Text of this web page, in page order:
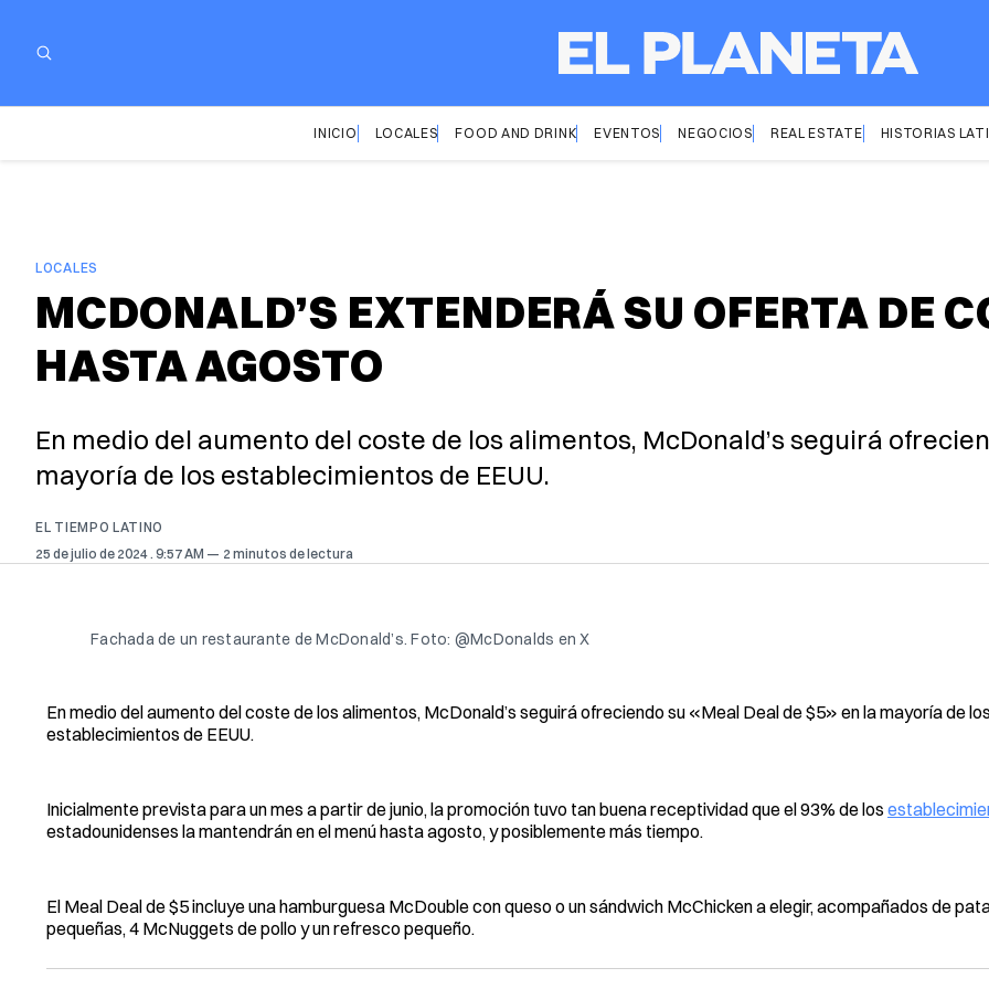
INICIO LOCALES FOOD AND DRINK EVENTOS NEGOCIOS REAL ESTATE HISTORIAS
LOCALES
MCDONALD’S EXTENDERÁ SU OFERTA DE
HASTA AGOSTO
En medio del aumento del coste de los alimentos, McDonald’s seguirá
mayoría de los establecimientos de EEUU.
EL TIEMPO LATINO
25 de julio de 2024 . 9:57 AM 2 minutos de lectura
Fachada de un restaurante de McDonald’s. Foto: @McDonalds en X
En medio del aumento del coste de los alimentos, McDonald’s seguirá ofreciendo su «Meal Deal de $5» en la mayoría de los
establecimientos de EEUU.
Inicialmente prevista para un mes a partir de junio, la promoción tuvo tan buena receptividad que el 93% de los
estadounidenses la mantendrán en el menú hasta agosto, y posiblemente más tiempo.
El Meal Deal de $5 incluye una hamburguesa McDouble con queso o un sándwich McChicken a elegir, acompañados de
pequeñas, 4 McNuggets de pollo y un refresco pequeño.